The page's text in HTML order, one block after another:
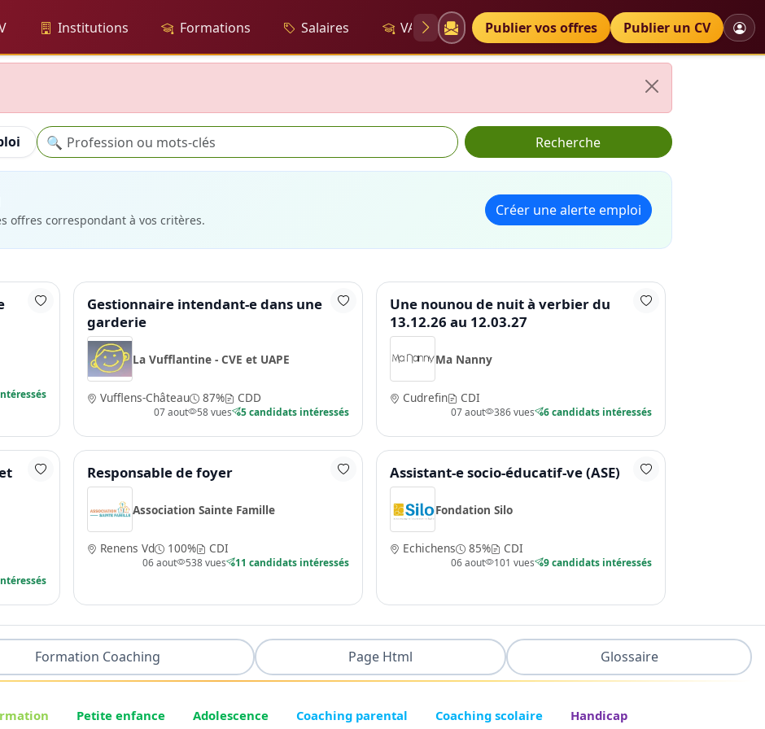
Institutions Formations Salaires VAE Diplômes Petites annonces
Publier vos offres Publier un CV
Recherche
🔍 Recherche
offres correspondant à vos critères.
Créer une alerte emploi
Gestionnaire intendant-e dans une
garderie
La Vufflantine - CVE et UAPE
Vufflens-Château 87% CDD
07 aout 58 vues 5 candidats intéressés
Une nounou de nuit à verbier du
13.12.26 au 12.03.27
Ma Nanny
Cudrefin CDI
07 aout 386 vues 6 candidats intéressés
Responsable de foyer
Association Sainte Famille
Renens Vd 100% CDI
06 aout 538 vues 11 candidats intéressés
Assistant-e socio-éducatif-ve (ASE)
Fondation Silo
Echichens 85% CDI
06 aout 101 vues 9 candidats intéressés
Formation Coaching Page Html Glossaire
Petite enfance Adolescence Coaching parental Coaching scolaire Handicap